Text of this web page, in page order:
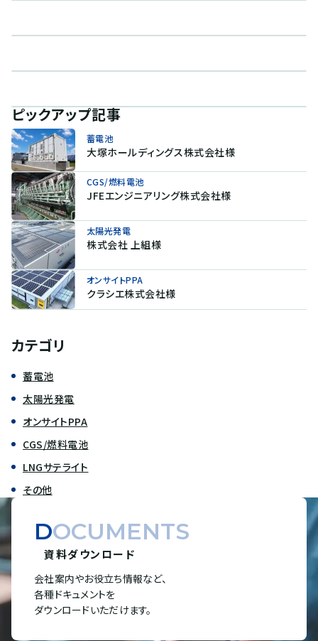
ピックアップ記事
蓄電池
大塚ホールディングス株式会社様
CGS/燃料電池
JFEエンジニアリング株式会社様
太陽光発電
株式会社 上組様
オンサイトPPA
クラシエ株式会社様
カテゴリ
蓄電池
太陽光発電
オンサイトPPA
CGS/燃料電池
LNGサテライト
その他
DOCUMENTS
資料ダウンロード
会社案内やお役立ち情報など、
各種ドキュメントを
ダウンロードいただけます。